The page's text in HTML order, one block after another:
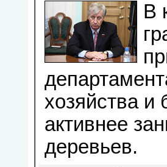
В
хозяйства и
активнее
деревьев.